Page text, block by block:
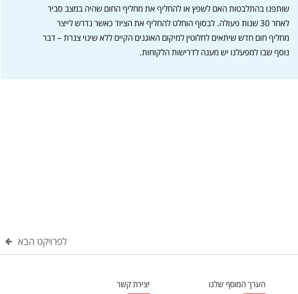
שותפנו בהתלבטות האם לשפץ או להחליף את מחליף החום שהיה במצב סביר
לאחר 30 שנות פעולה. לבסוף הוחלט להחליף את הציוד כאשר נדרש לייצר
מחליף חום חדש שיתאים לחלוטין למיקום האוגנים הקיים ללא שינוי צנרת – דבר
נוסף שבו למפעלנו יש מענה לדרישות הלקוחות.
לפרויקט הבא
הערך המוסף שלנו יצירת קשר